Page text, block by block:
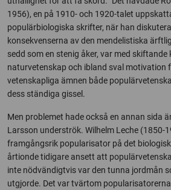
1956), en på 1910- och 1920-talet
populärbiologiska skrifter, när han
konsekvenserna av den mendelistiska
sedd som en stenig åker, var med skiftande
naturvetenskap och ibland sval motivation
vetenskapliga ämnen både
dess ständiga gissel.
Men problemet hade också en annan sida
Larsson underströk. Wilhelm Leche (1850-
framgångsrik popularisator på det
årtionde tidigare ansett att
inte nödvändigtvis var den tunna jordmån
utgjorde. Det var tvärtom